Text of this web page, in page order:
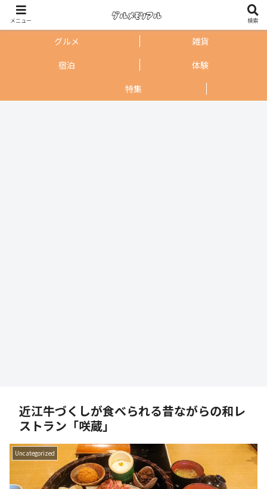
グルメ
雑貨
宿泊
体験
特集
近江牛づくしが食べられる昔ながらの和レ
ストラン「咲蔵」
Uncategorized
メニュー 検索